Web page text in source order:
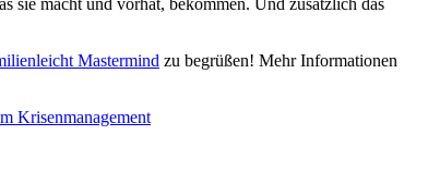
Mastermind zu begrüßen! Mehr Informationen
Krisenmanagement